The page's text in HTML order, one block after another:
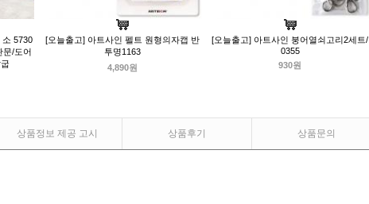
소 5730
문/도어
[오늘출고] 아트사인 펠트 원형의자캡 반
투명1163
4,890원
[오늘출고] 아트사인 붕어열쇠고리2세트/
0355
930원
상품정보 제공 고시 상품후기 상품문의